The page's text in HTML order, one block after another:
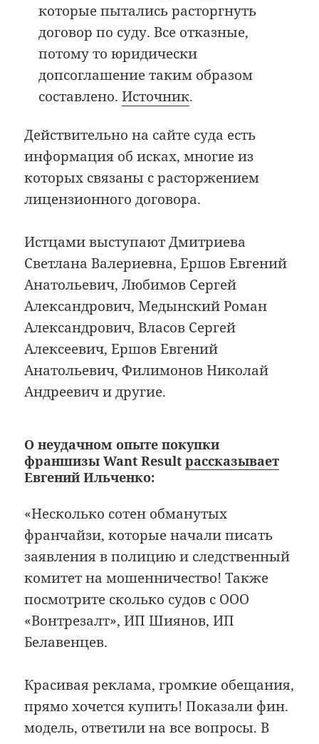
которые пытались расторгнуть
договор по суду. Все отказные,
потому то юридически
допсоглашение таким образом
составлено.Источник.
Действительно на сайте суда есть
информация об исках, многие из
которых связаны с расторжением
лицензионного договора.
Истцами выступают Дмитриева
Светлана Валериевна, Ершов Евгений
Анатольевич, Любимов Сергей
Александрович, Медынский Роман
Александрович, Власов Сергей
Алексеевич, Ершов Евгений
Анатольевич, Филимонов Николай
Андреевич и другие.
О неудачном опыте покупки
франшизы Want Resultрассказывает
Евгений Ильченко:
«Несколько сотен обманутых
франчайзи, которые начали писать
заявления в полицию и следственный
комитет на мошенничество! Также
посмотрите сколько судов с ООО
«Вонтрезалт», ИП Шиянов, ИП
Белавенцев.
Красивая реклама, громкие обещания,
прямо хочется купить! Показали фин.
модель, ответили на все вопросы. В